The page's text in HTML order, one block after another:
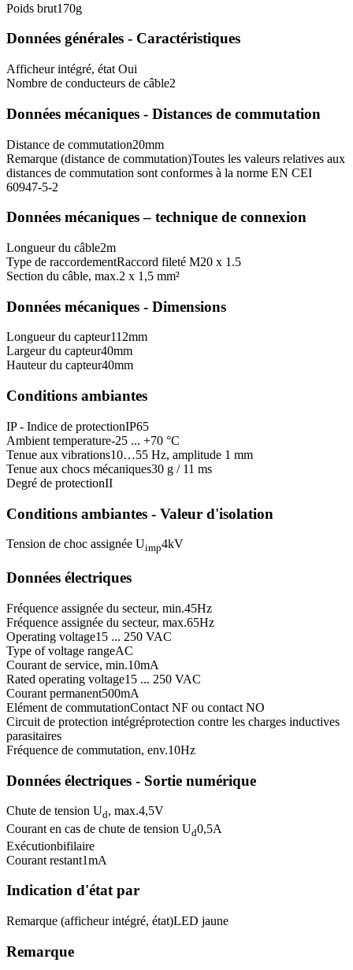
Poids brut170g
Données générales - Caractéristiques
Afficheur intégré, état Oui
Nombre de conducteurs de câble2
Données mécaniques - Distances de commutation
Distance de commutation20mm
Remarque (distance de commutation)Toutes les valeurs relatives aux
distances de commutation sont conformes à la norme EN CEI
60947-5-2
Données mécaniques – technique de connexion
Longueur du câble2m
Type de raccordementRaccord fileté M20 x 1.5
Section du câble, max.2 x 1,5 mm²
Données mécaniques - Dimensions
Longueur du capteur112mm
Largeur du capteur40mm
Hauteur du capteur40mm
Conditions ambiantes
IP - Indice de protectionIP65
Ambient temperature-25 ... +70 °C
Tenue aux vibrations10…55 Hz, amplitude 1 mm
Tenue aux chocs mécaniques30 g / 11 ms
Degré de protectionII
Conditions ambiantes - Valeur d'isolation
Tension de choc assignée Uimp4kV
Données électriques
Fréquence assignée du secteur, min.45Hz
Fréquence assignée du secteur, max.65Hz
Operating voltage15 ... 250 VAC
Type of voltage rangeAC
Courant de service, min.10mA
Rated operating voltage15 ... 250 VAC
Courant permanent500mA
Elément de commutationContact NF ou contact NO
Circuit de protection intégréprotection contre les charges inductives
parasitaires
Fréquence de commutation, env.10Hz
Données électriques - Sortie numérique
Chute de tension Ud, max.4,5V
Courant en cas de chute de tension Ud0,5A
Exécutionbifilaire
Courant restant1mA
Indication d'état par
Remarque (afficheur intégré, état)LED jaune
Remarque